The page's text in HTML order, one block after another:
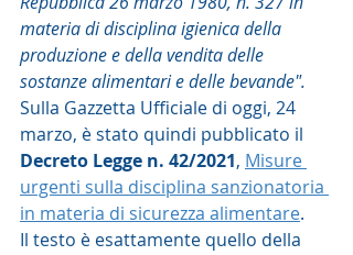
materia di disciplina igienica della
produzione e della vendita delle
sostanze alimentari e delle bevande".
Sulla Gazzetta Ufficiale di oggi, 24
marzo, è stato quindi pubblicato il
Decreto Legge n. 42/2021, Misure
urgenti sulla disciplina sanzionatoria
in materia di sicurezza alimentare.
Il testo è esattamente quello della